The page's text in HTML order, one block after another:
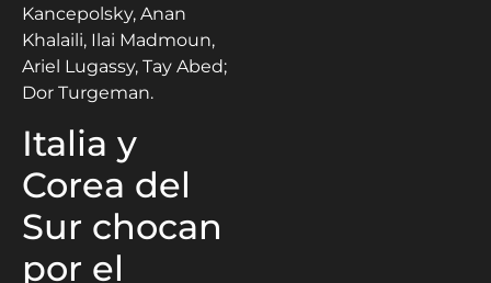
Kancepolsky, Anan
Khalaili, Ilai Madmoun,
Ariel Lugassy, ​​Tay Abed;
Dor Turgeman.
Italia y
Corea del
Sur chocan
por el